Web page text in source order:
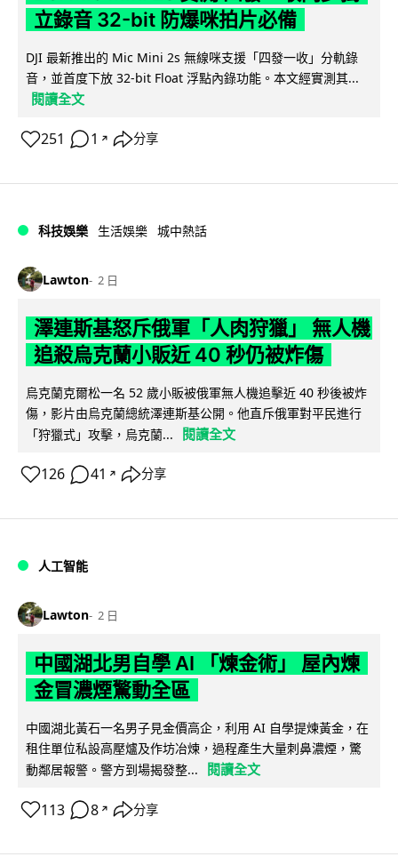
立錄音 32-bit 防爆咪拍片必備
DJI 最新推出的 Mic Mini 2s 無線咪支援「四發一收」分軌錄
音，並首度下放 32-bit Float 浮點內錄功能。本文經實測其...
閱讀全文
251 1 ↗ 分享
科技娛樂 生活娛樂 城中熱話
Lawton 2 日
澤連斯基怒斥俄軍「人肉狩獵」 無人機
追殺烏克蘭小販近 40 秒仍被炸傷
烏克蘭克爾松一名 52 歲小販被俄軍無人機追擊近 40 秒後被炸
傷，影片由烏克蘭總統澤連斯基公開。他直斥俄軍對平民進行
「狩獵式」攻擊，烏克蘭...
閱讀全文
126 41 ↗ 分享
人工智能
Lawton 2 日
中國湖北男自學 AI 「煉金術」 屋內煉
金冒濃煙驚動全區
中國湖北黃石一名男子見金價高企，利用 AI 自學提煉黃金，在
租住單位私設高壓爐及作坊冶煉，過程產生大量刺鼻濃煙，驚
動鄰居報警。警方到場揭發整...
閱讀全文
113 8 ↗ 分享